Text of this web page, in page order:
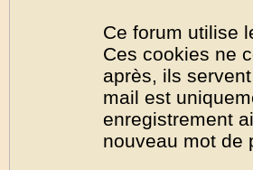
Ce forum utilise
Ces cookies ne
après, ils
mail est
enregistrement
nouveau mot de